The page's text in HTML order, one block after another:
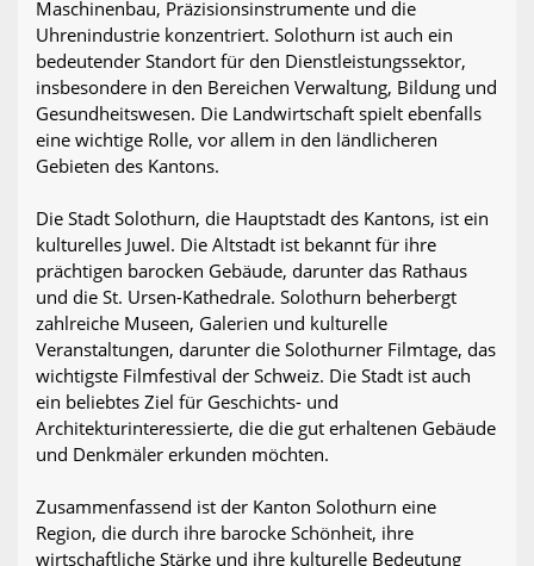
Maschinenbau, Präzisionsinstrumente und die
Uhrenindustrie konzentriert. Solothurn ist auch ein
bedeutender Standort für den Dienstleistungssektor,
insbesondere in den Bereichen Verwaltung, Bildung und
Gesundheitswesen. Die Landwirtschaft spielt ebenfalls
eine wichtige Rolle, vor allem in den ländlicheren
Gebieten des Kantons.
Die Stadt Solothurn, die Hauptstadt des Kantons, ist ein
kulturelles Juwel. Die Altstadt ist bekannt für ihre
prächtigen barocken Gebäude, darunter das Rathaus
und die St. Ursen-Kathedrale. Solothurn beherbergt
zahlreiche Museen, Galerien und kulturelle
Veranstaltungen, darunter die Solothurner Filmtage, das
wichtigste Filmfestival der Schweiz. Die Stadt ist auch
ein beliebtes Ziel für Geschichts- und
Architekturinteressierte, die die gut erhaltenen Gebäude
und Denkmäler erkunden möchten.
Zusammenfassend ist der Kanton Solothurn eine
Region, die durch ihre barocke Schönheit, ihre
wirtschaftliche Stärke und ihre kulturelle Bedeutung